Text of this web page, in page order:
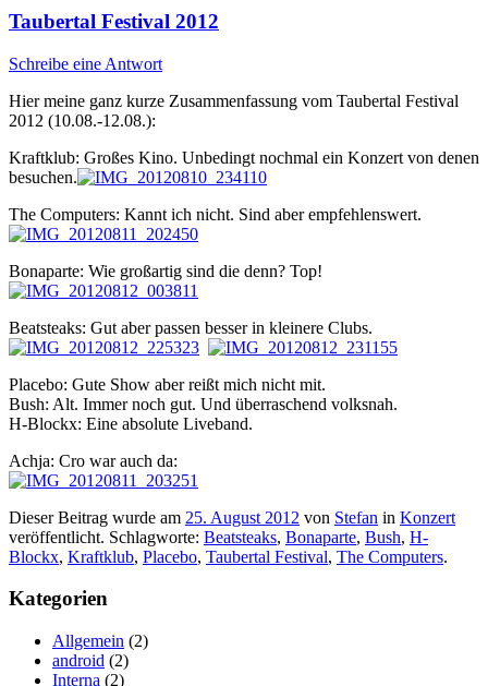
Taubertal Festival 2012
Schreibe eine Antwort
Hier meine ganz kurze Zusammenfassung vom Taubertal Festival
2012 (10.08.-12.08.):
Kraftklub: Großes Kino. Unbedingt nochmal ein Konzert von denen
besuchen.
The Computers: Kannt ich nicht. Sind aber empfehlenswert.
Bonaparte: Wie großartig sind die denn? Top!
Beatsteaks: Gut aber passen besser in kleinere Clubs.
Placebo: Gute Show aber reißt mich nicht mit.
Bush: Alt. Immer noch gut. Und überraschend volksnah.
H-Blockx: Eine absolute Liveband.
Achja: Cro war auch da:
Dieser Beitrag wurde am 25. August 2012 von Stefan in Konzert
veröffentlicht. Schlagworte: Beatsteaks, Bonaparte, Bush, H-
Blockx, Kraftklub, Placebo, Taubertal Festival, The Computers.
Kategorien
Allgemein (2)
android (2)
Interna (2)